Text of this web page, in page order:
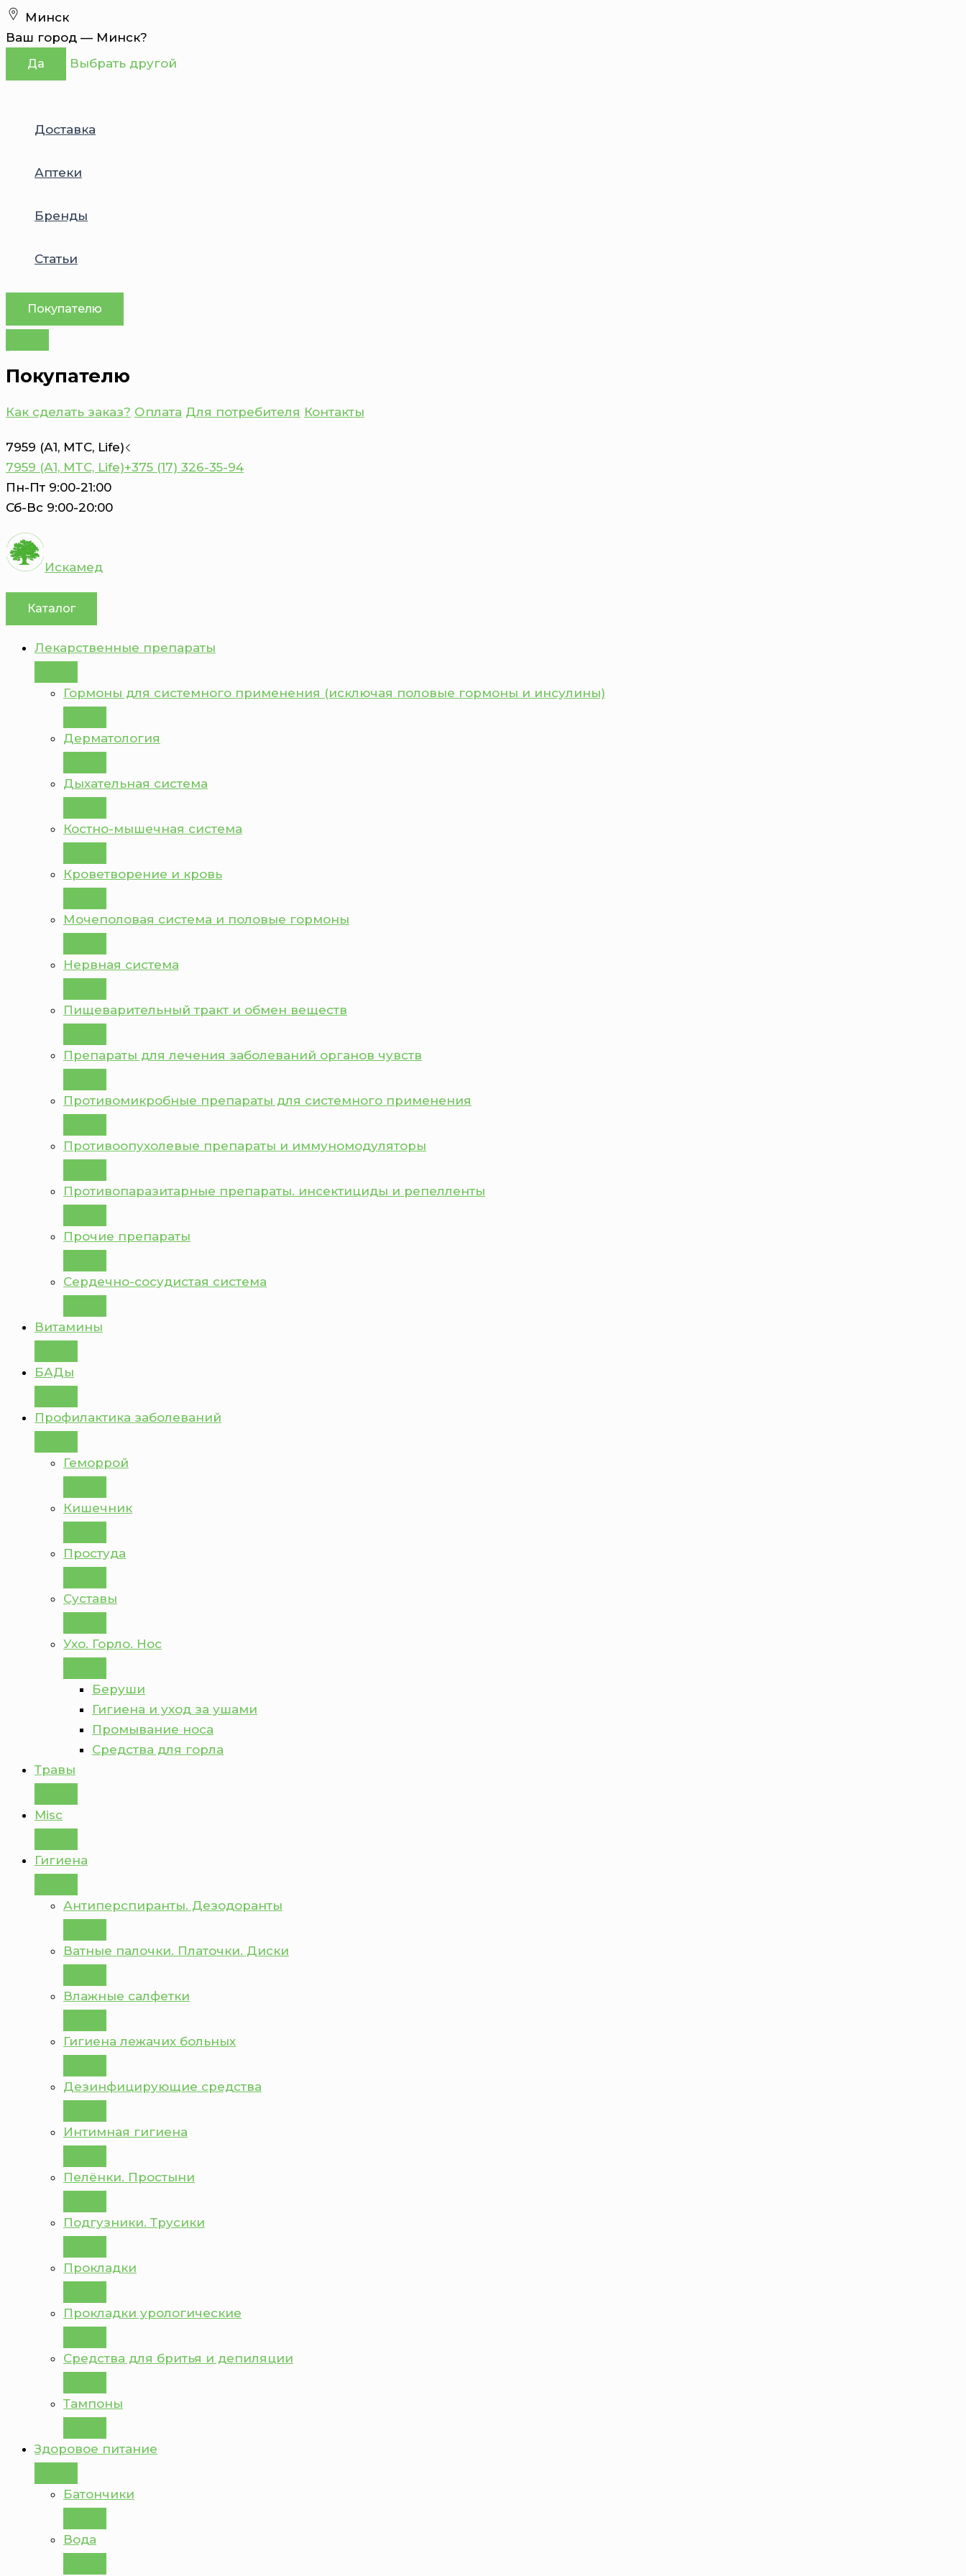
Перейти
к
содержимому
Минск
Ваш город — Минск?
Да Выбрать другой
Доставка
Аптеки
Бренды
Статьи
Покупателю
Покупателю
Как сделать заказ? Оплата Для потребителя Контакты
7959 (А1, MTC, Life)
7959 (А1, MTC, Life)+375 (17) 326-35-94
Пн-Пт 9:00-21:00
Сб-Вс 9:00-20:00
Искамед
Каталог
Лекарственные препараты
Гормоны для системного применения (исключая половые гормоны и инсулины)
Дерматология
Дыхательная система
Костно-мышечная система
Кроветворение и кровь
Мочеполовая система и половые гормоны
Нервная система
Пищеварительный тракт и обмен веществ
Препараты для лечения заболеваний органов чувств
Противомикробные препараты для системного применения
Противоопухолевые препараты и иммуномодуляторы
Противопаразитарные препараты. инсектициды и репелленты
Прочие препараты
Сердечно-сосудистая система
Витамины
БАДы
Профилактика заболеваний
Геморрой
Кишечник
Простуда
Суставы
Ухо. Горло. Нос
Беруши
Гигиена и уход за ушами
Промывание носа
Средства для горла
Травы
Misc
Гигиена
Антиперспиранты. Дезодоранты
Ватные палочки. Платочки. Диски
Влажные салфетки
Гигиена лежачих больных
Дезинфицирующие средства
Интимная гигиена
Пелёнки. Простыни
Подгузники. Трусики
Прокладки
Прокладки урологические
Средства для бритья и депиляции
Тампоны
Здоровое питание
Батончики
Вода